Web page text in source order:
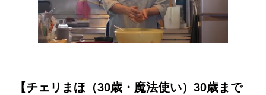
【チェリまほ（30歳・魔法使い）30歳まで